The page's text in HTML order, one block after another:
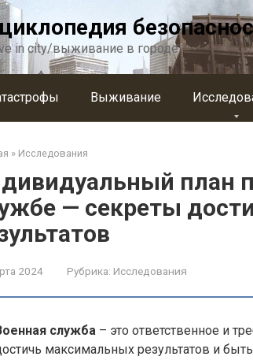
in city/выживание в городе
Выживание
» Исследования
план
— секреты
2024 Рубрика: Исследования
служба – это ответственное и
максимальных результатов и